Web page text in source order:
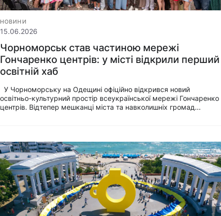
НОВИНИ
15.06.2026
Чорноморськ став частиною мережі
Гончаренко центрів: у місті відкрили перший
освітній хаб
У Чорноморську на Одещині офіційно відкрився новий
освітньо-культурний простір всеукраїнської мережі Гончаренко
центрів. Відтепер мешканці міста та навколишніх громад...